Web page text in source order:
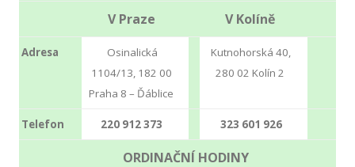
V Praze V Kolíně
Adresa
Osinalická
1104/13, 182 00
Praha 8 – Ďáblice
Kutnohorská 40,
280 02 Kolín 2
Telefon 220 912 373 323 601 926
ORDINAČNÍ HODINY